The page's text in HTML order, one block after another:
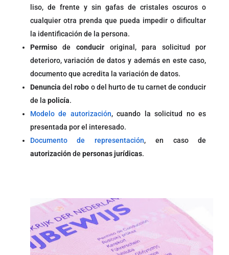
liso, de frente y sin gafas de cristales oscuros o
cualquier otra prenda que pueda impedir o dificultar
la identificación de la persona.
Permisode conducir original, para solicitud por
deterioro, variación de datos y además en este caso,
documento que acredita la variación de datos.
Denunciadelrobo o del hurto de tu carnet de conducir
de la policía.
Modelo de autorización, cuando la solicitud no es
presentada por el interesado.
Documento de representación, en caso de
autorizaciónde personas jurídicas.